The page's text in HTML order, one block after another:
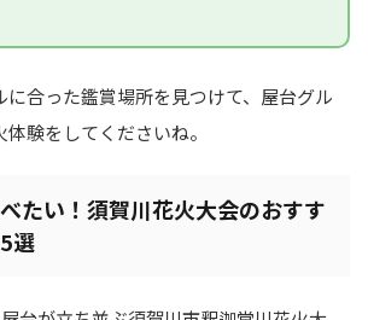
に合った鑑賞場所を見つけて、屋台グル
験をしてくださいね。
たい！須賀川花火大会のおすす
選